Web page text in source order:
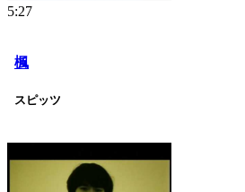
5:27
楓
スピッツ